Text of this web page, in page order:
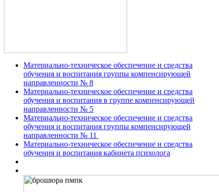
Материально-техническое обеспечение и средства
обучения и воспитания группы компенсирующей
направленности № 8
Материально-техническое обеспечение и средства
обучения и воспитания в группе компенсирующей
направленности № 5
Материально-техническое обеспечение и средства
обучения и воспитания группы компенсирующей
направленности № 11
Материально-техническое обеспечение и средства
обучения и воспитания кабинета психолога